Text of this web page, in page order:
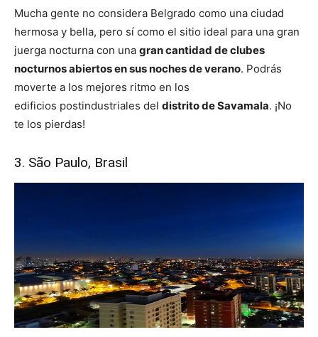
Mucha gente no considera Belgrado como una ciudad
hermosa y bella, pero sí como el sitio ideal para una gran
juerga nocturna con una gran cantidad de clubes
nocturnos abiertos en sus noches de verano. Podrás
moverte a los mejores ritmo en los
edificios postindustriales del distrito de Savamala. ¡No
te los pierdas!
3. São Paulo, Brasil